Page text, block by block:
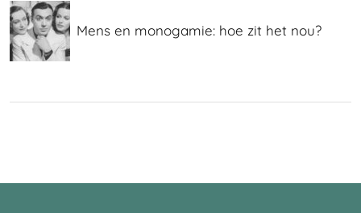
Mens en monogamie: hoe zit het nou?